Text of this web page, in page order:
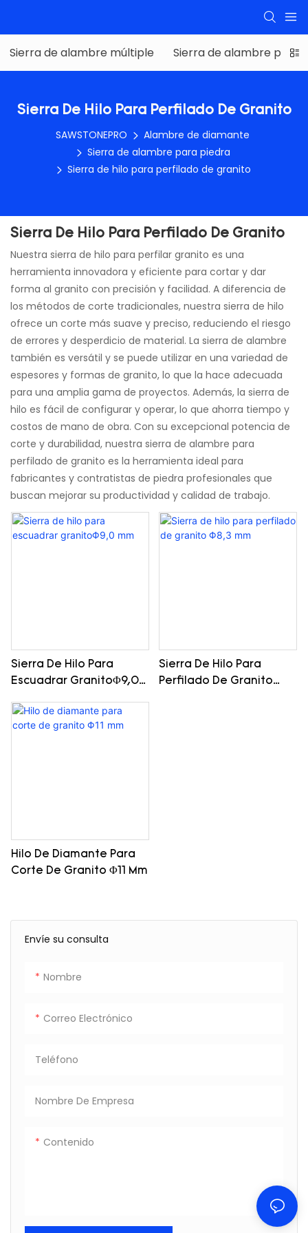
Sierra de alambre múltiple Sierra de alambre para
Sierra De Hilo Para Perfilado De Granito
SAWSTONEPRO
Alambre de diamante
Sierra de alambre para piedra
Sierra de hilo para perfilado de granito
Sierra De Hilo Para Perfilado De Granito
Nuestra sierra de hilo para perfilar granito es una
herramienta innovadora y eficiente para cortar y dar
forma al granito con precisión y facilidad. A diferencia de
los métodos de corte tradicionales, nuestra sierra de hilo
ofrece un corte más suave y preciso, reduciendo el riesgo
de errores y desperdicio de material. La sierra de alambre
también es versátil y se puede utilizar en una variedad de
espesores y formas de granito, lo que la hace adecuada
para una amplia gama de proyectos. Además, la sierra de
hilo es fácil de configurar y operar, lo que ahorra tiempo y
costos de mano de obra. Con su excepcional potencia de
corte y durabilidad, nuestra sierra de alambre para
perfilado de granito es la herramienta ideal para
fabricantes y contratistas de piedra profesionales que
buscan mejorar su productividad y calidad de trabajo.
Envíe su consulta
Nombre
Correo Electrónico
Teléfono
Nombre De Empresa
Contenido
Sierra De Hilo Para
Escuadrar GranitoΦ9,0
Sierra De Hilo Para
Perfilado De Granito
Hilo De Diamante Para
Corte De Granito Φ11 Mm